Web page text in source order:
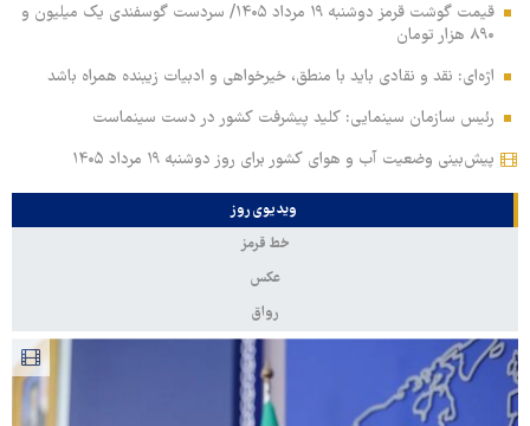
قیمت گوشت قرمز دوشنبه ۱۹ مرداد ۱۴۰۵/ سردست گوسفندی یک میلیون و
۸۹۰ هزار تومان
اژه‌ای: نقد و نقادی باید با منطق، خیرخواهی و ادبیات زیبنده همراه باشد
رئیس سازمان سینمایی: کلید پیشرفت کشور در دست سینماست
پیش‌بینی وضعیت آب و هوای کشور برای روز دوشنبه ۱۹ مرداد ۱۴۰۵
ویدیوی روز
خط قرمز
عکس
رواق